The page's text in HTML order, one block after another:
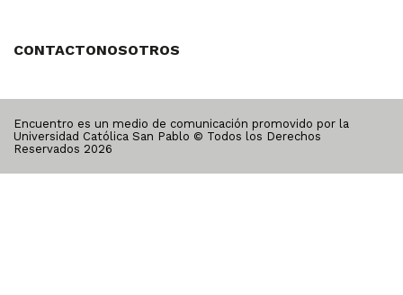
CONTACTONOSOTROS
Encuentro es un medio de comunicación promovido por la
Universidad Católica San Pablo © Todos los Derechos
Reservados 2026